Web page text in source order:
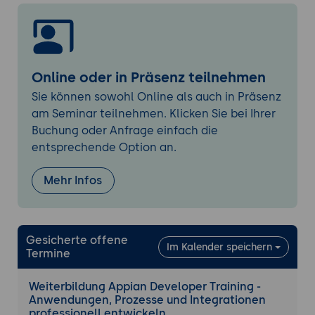
Nutzung von Webservices und APIs
Datenintegration und Austausch zwischen
Deployment, Security und Advanced Themen
Deployment von Anwendungen zwischen
Umgebungen
Versionsverwaltung und Release-Prozesse
Fortgeschrittene Entwicklungstechniken
Praktische Übungen
Praxisnahe Aufgaben zur Entwicklung von
Umsetzung von Interfaces, Prozessen und
Integrationen
Online oder in Präsenz teilnehmen
Sie können sowohl Online als auch in Präsenz
am Seminar teilnehmen. Klicken Sie bei Ihrer
Buchung oder Anfrage einfach die
entsprechende Option an.
Mehr Infos
Gesicherte offene
Termine
Im Kalender speichern
Weiterbildung Appian Developer Training -
Anwendungen, Prozesse und Integrationen